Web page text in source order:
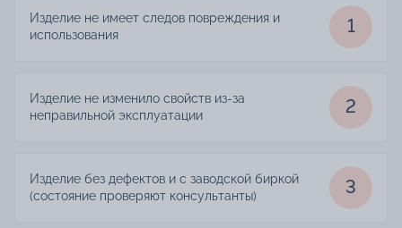
Изделие не имеет следов повреждения и
использования
1
Изделие не изменило свойств из-за
неправильной эксплуатации
2
Изделие без дефектов и с заводской биркой
(состояние проверяют консультанты)
3